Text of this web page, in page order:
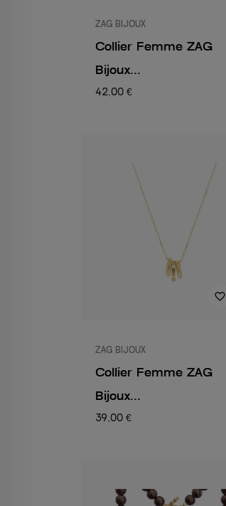
ZAG BIJOUX
Collier Femme ZAG
Bijoux...
42,00 €
favorite_border
ZAG BIJOUX
Collier Femme ZAG
Bijoux...
39,00 €